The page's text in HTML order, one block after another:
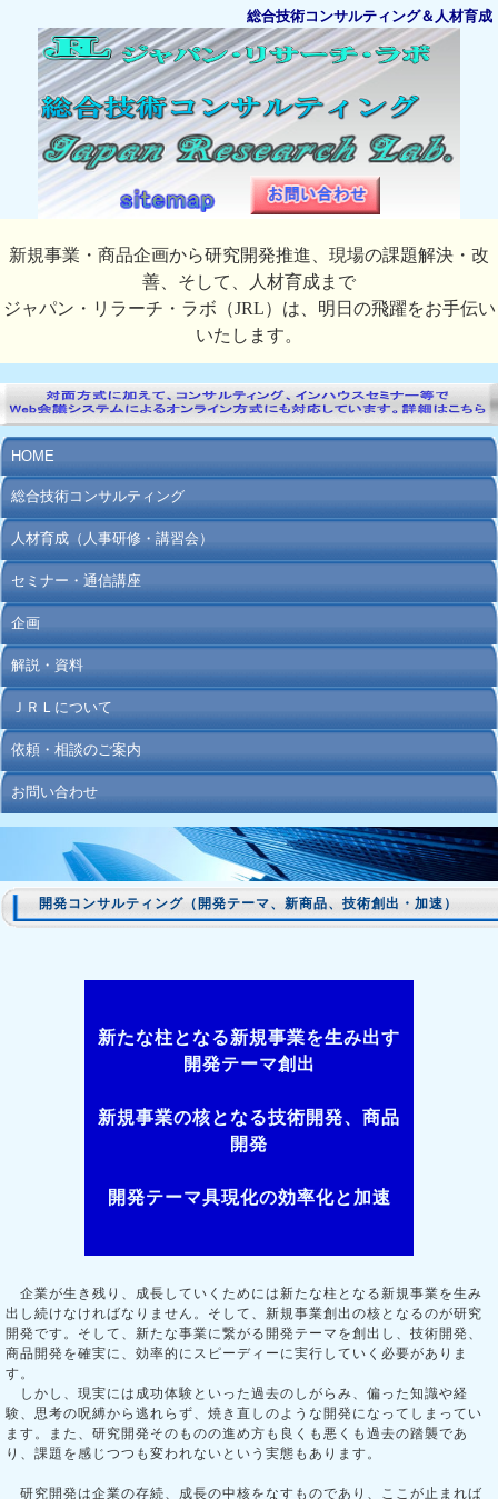
総合技術コンサルティング＆人材育成
新規事業・商品企画から研究開発推進、現場の課題解決・改
善、そして、人材育成まで
ジャパン・リラーチ・ラボ（JRL）は、明日の飛躍をお手伝い
いたします。
HOME
総合技術コンサルティング
人材育成（人事研修・講習会）
セミナー・通信講座
企画
解説・資料
ＪＲＬについて
依頼・相談のご案内
お問い合わせ
開発コンサルティング（開発テーマ、新商品、技術創出・加速）
新たな柱となる新規事業を生み出す
開発テーマ創出
新規事業の核となる技術開発、商品
開発
開発テーマ具現化の効率化と加速
企業が生き残り、成長していくためには新たな柱となる新規事業を生み
出し続けなければなりません。そして、新規事業創出の核となるのが研究
開発です。そして、新たな事業に繋がる開発テーマを創出し、技術開発、
商品開発を確実に、効率的にスピーディーに実行していく必要がありま
す。
しかし、現実には成功体験といった過去のしがらみ、偏った知識や経
験、思考の呪縛から逃れらず、焼き直しのような開発になってしまってい
ます。また、研究開発そのものの進め方も良くも悪くも過去の踏襲であ
り、課題を感じつつも変われないという実態もあります。
研究開発は企業の存続、成長の中核をなすものであり、ここが止まれば